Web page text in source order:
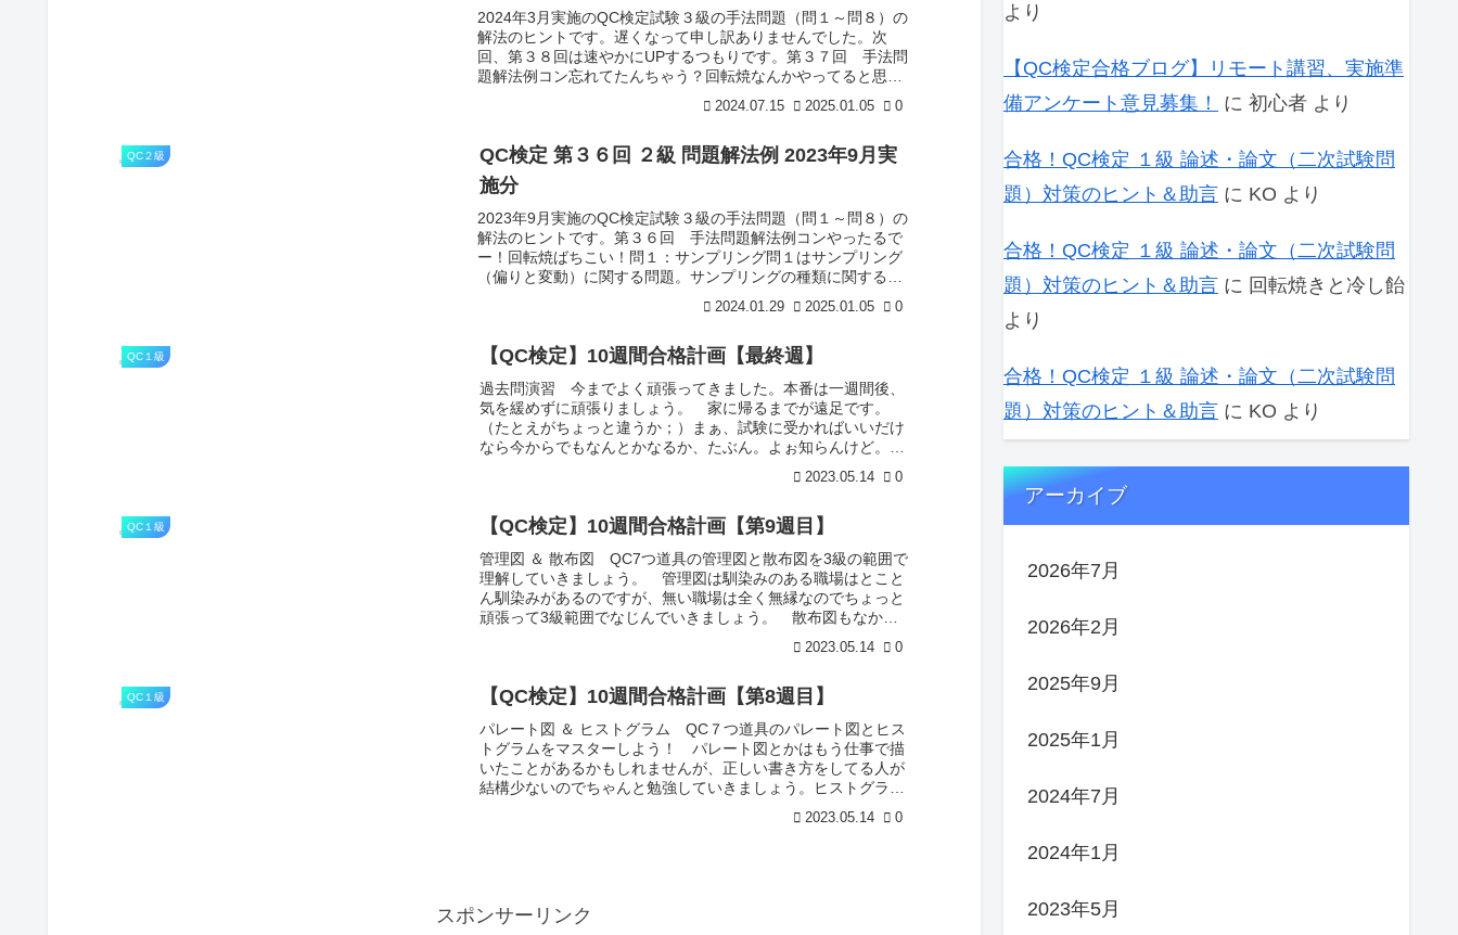
2024年3月実施のQC検定試験３級の手法問題（問１～問８）の
解法のヒントです。遅くなって申し訳ありませんでした。次
回、第３８回は速やかにUPするつもりです。第３７回 手法問
題解法例コン忘れてたんちゃう？回転焼なんかやってると思て
2024.07.15 2025.01.05 0
QC２級
QC検定 第３６回 ２級 問題解法例 2023年9月実
施分
2023年9月実施のQC検定試験３級の手法問題（問１～問８）の
解法のヒントです。第３６回 手法問題解法例コンやったるで
ー！回転焼ばちこい！問１：サンプリング問１はサンプリング
（偏りと変動）に関する問題。サンプリングの種類に関する問
2024.01.29 2025.01.05 0
QC１級 【QC検定】10週間合格計画【最終週】
過去問演習 今までよく頑張ってきました。本番は一週間後、
気を緩めずに頑張りましょう。 家に帰るまでが遠足です。
（たとえがちょっと違うか；）まぁ、試験に受かればいいだけ
なら今からでもなんとかなるか、たぶん。よぉ知らんけど。第
2023.05.14 0
QC１級 【QC検定】10週間合格計画【第9週目】
管理図 ＆ 散布図 QC7つ道具の管理図と散布図を3級の範囲で
理解していきましょう。 管理図は馴染みのある職場はとこと
ん馴染みがあるのですが、無い職場は全く無縁なのでちょっと
頑張って3級範囲でなじんでいきましょう。 散布図もなかな
2023.05.14 0
QC１級 【QC検定】10週間合格計画【第8週目】
パレート図 ＆ ヒストグラム QC７つ道具のパレート図とヒス
トグラムをマスターしよう！ パレート図とかはもう仕事で描
いたことがあるかもしれませんが、正しい書き方をしてる人が
結構少ないのでちゃんと勉強していきましょう。ヒストグラム
2023.05.14 0
スポンサーリンク
より
【QC検定合格ブログ】リモート講習、実施準
備アンケート意見募集！
に 初心者 より
合格！QC検定 １級 論述・論文（二次試験問
題）対策のヒント＆助言 に KO より
合格！QC検定 １級 論述・論文（二次試験問
題）対策のヒント＆助言 に 回転焼きと冷し飴
より
合格！QC検定 １級 論述・論文（二次試験問
題）対策のヒント＆助言 に KO より
アーカイブ
2026年7月
2026年2月
2025年9月
2025年1月
2024年7月
2024年1月
2023年5月